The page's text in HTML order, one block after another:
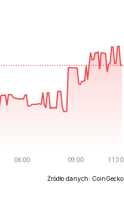
Źródło danych: CoinGecko